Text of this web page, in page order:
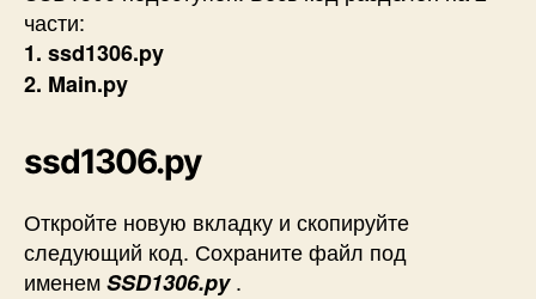
части:
1. ssd1306.py
2. Main.py
ssd1306.py
Откройте новую вкладку и скопируйте
следующий код. Сохраните файл под
именемSSD1306.py.